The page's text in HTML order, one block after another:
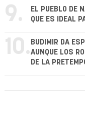
9.
EL PUEBLO DE
QUE ES IDEAL
10. BUDIMIR DA
AUNQUE LOS
DE LA